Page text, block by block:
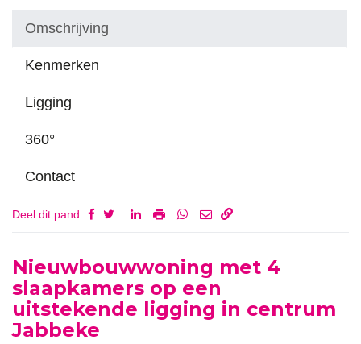
Omschrijving
Kenmerken
Ligging
360°
Contact
Deel dit pand
Omschrijving
Nieuwbouwwoning met 4
slaapkamers op een
uitstekende ligging in centrum
Jabbeke